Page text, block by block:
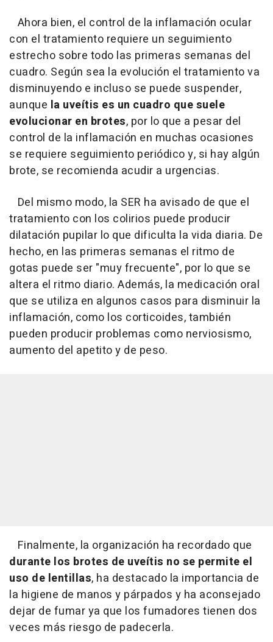
Ahora bien, el control de la inflamación ocular
con el tratamiento requiere un seguimiento
estrecho sobre todo las primeras semanas del
cuadro. Según sea la evolución el tratamiento va
disminuyendo e incluso se puede suspender,
aunque la uveítis es un cuadro que suele
evolucionar en brotes, por lo que a pesar del
control de la inflamación en muchas ocasiones
se requiere seguimiento periódico y, si hay algún
brote, se recomienda acudir a urgencias.
Del mismo modo, la SER ha avisado de que el
tratamiento con los colirios puede producir
dilatación pupilar lo que dificulta la vida diaria. De
hecho, en las primeras semanas el ritmo de
gotas puede ser "muy frecuente", por lo que se
altera el ritmo diario. Además, la medicación oral
que se utiliza en algunos casos para disminuir la
inflamación, como los corticoides, también
pueden producir problemas como nerviosismo,
aumento del apetito y de peso.
Finalmente, la organización ha recordado que
durante los brotes de uveítis no se permite el
uso de lentillas, ha destacado la importancia de
la higiene de manos y párpados y ha aconsejado
dejar de fumar ya que los fumadores tienen dos
veces más riesgo de padecerla.